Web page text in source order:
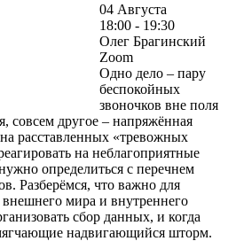
04 Августа
18:00 - 19:30
Олег Брагинский
Zoom
Одно дело – пару
беспокойных
звоночков вне поля
совсем другое – напряжённая
расставленных «тревожных
на неблагоприятные
определиться с перечнем
Разберёмся, что важно для
мира и внутреннего
сбор данных, и когда
надвигающийся шторм.